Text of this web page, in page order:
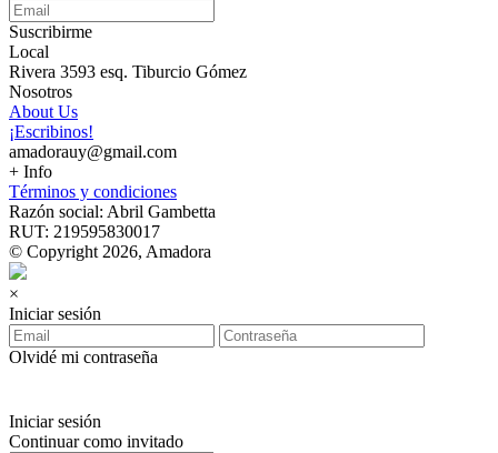
Suscribirme
Local
Rivera 3593 esq. Tiburcio Gómez
Nosotros
About Us
¡Escribinos!
amadorauy@gmail.com
+ Info
Términos y condiciones
Razón social: Abril Gambetta
RUT: 219595830017
© Copyright 2026, Amadora
×
Iniciar sesión
Olvidé mi contraseña
Iniciar sesión
Continuar como invitado